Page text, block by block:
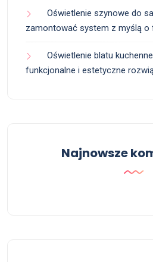
Oświetlenie szynowe do
zamontować system z myślą o
Oświetlenie blatu
funkcjonalne i estetyczne
Najnowsze